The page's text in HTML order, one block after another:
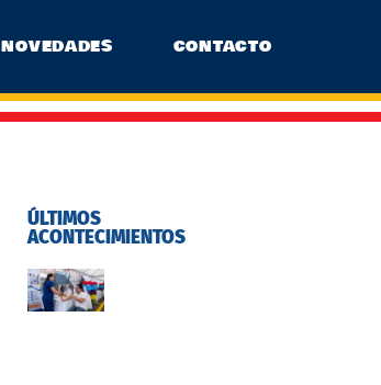
NOVEDADES CONTACTO
ÚLTIMOS
ACONTECIMIENTOS